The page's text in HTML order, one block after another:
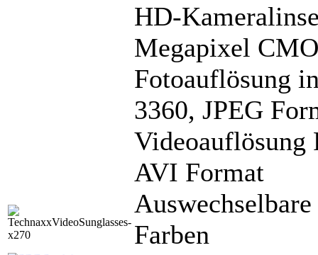
HD-
Megapixel
Fotoauflösung
3360, JPEG
Videoauflösung
AVI Format
Farben